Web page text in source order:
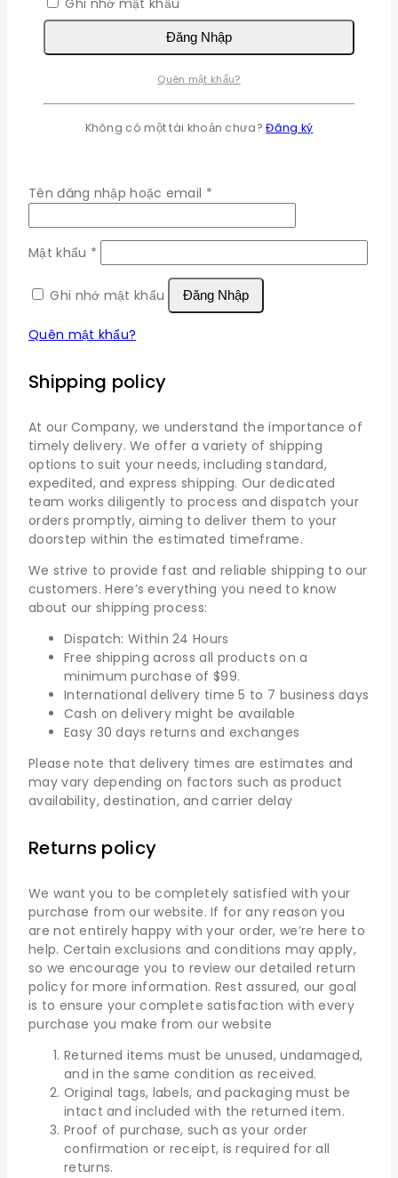
duyệt này cho lần bình luận kế tiếp của tôi.
Tên đăng nhập hoặc email *Bắt
Mật khẩu *
buộc
Ghi nhớ mật khẩu
Đăng Nhập
Quên mật khẩu?
Shipping policy
At our Company, we understand the importance of
timely delivery. We offer a variety of shipping
options to suit your needs, including standard,
expedited, and express shipping. Our dedicated
team works diligently to process and dispatch your
orders promptly, aiming to deliver them to your
doorstep within the estimated timeframe.
We strive to provide fast and reliable shipping to our
customers. Here’s everything you need to know
about our shipping process:
Dispatch: Within 24 Hours
Free shipping across all products on a
minimum purchase of $99.
International delivery time 5 to 7 business days
Cash on delivery might be available
Easy 30 days returns and exchanges
Please note that delivery times are estimates and
may vary depending on factors such as product
availability, destination, and carrier delay
Returns policy
We want you to be completely satisfied with your
purchase from our website. If for any reason you
are not entirely happy with your order, we’re here to
help. Certain exclusions and conditions may apply,
so we encourage you to review our detailed return
policy for more information. Rest assured, our goal
is to ensure your complete satisfaction with every
purchase you make from our website
Returned items must be unused, undamaged,
and in the same condition as received.
Original tags, labels, and packaging must be
intact and included with the returned item.
Proof of purchase, such as your order
confirmation or receipt, is required for all
returns.
Đăng Nhập
Quên mật khẩu?
Không có một tài khoản chưa?Đăng ký